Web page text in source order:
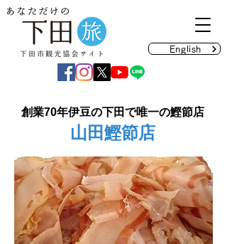
English
創業70年伊豆の下田で唯一の鰹節店
山田鰹節店